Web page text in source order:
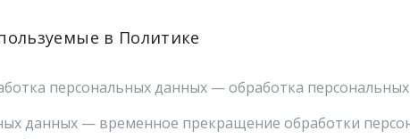
в Политике
персональных данных — обработка
данных — временное прекращение обработки